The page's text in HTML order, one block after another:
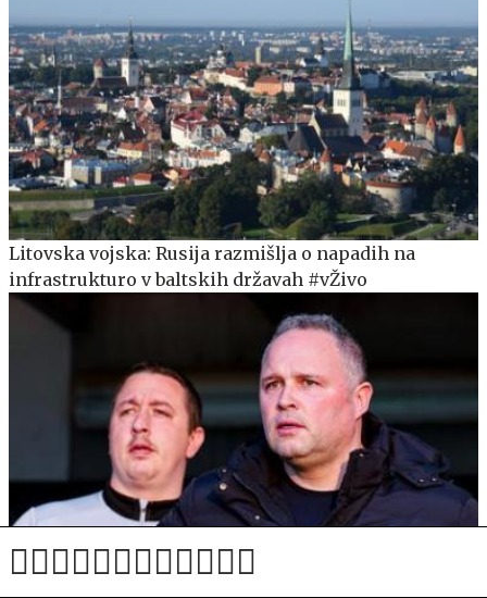
Litovska vojska: Rusija razmišlja o napadih na
infrastrukturo v baltskih državah #vŽivo